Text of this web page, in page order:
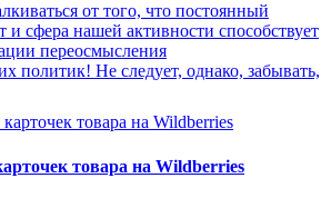
от того, что постоянный
и сфера нашей активности способствует
переосмысления
политик! Не следует, однако, забывать,
товара на Wildberries